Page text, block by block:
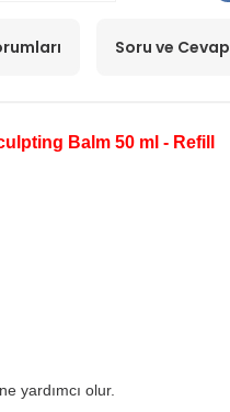
Soru ve Cevap
Balm 50 ml - Refill
yardımcı olur.